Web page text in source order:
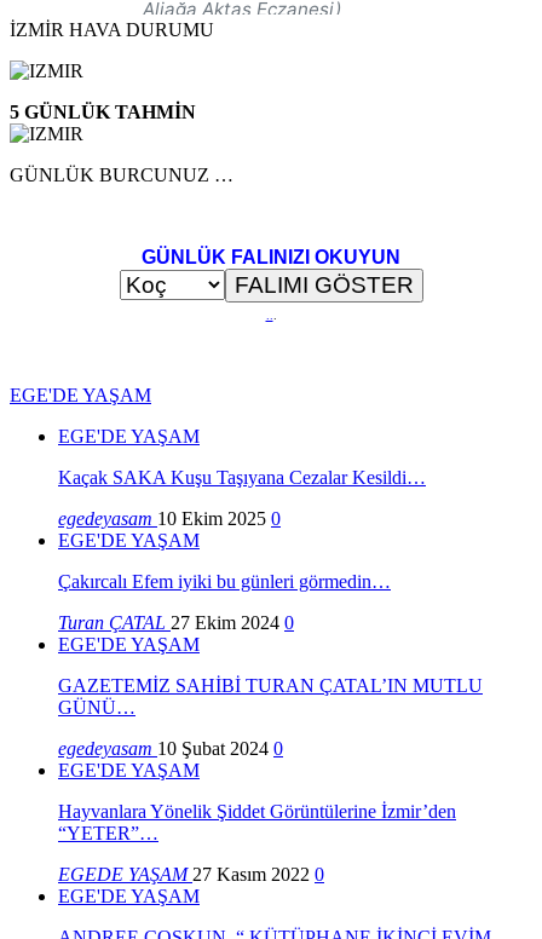
İZMİR HAVA DURUMU
5 GÜNLÜK TAHMİN
GÜNLÜK BURCUNUZ …
GÜNLÜK FALINIZI OKUYUN
...
EGE'DE YAŞAM
EGE'DE YAŞAM
Kaçak SAKA Kuşu Taşıyana Cezalar Kesildi…
egedeyasam 10 Ekim 2025 0
EGE'DE YAŞAM
Çakırcalı Efem iyiki bu günleri görmedin…
Turan ÇATAL 27 Ekim 2024 0
EGE'DE YAŞAM
GAZETEMİZ SAHİBİ TURAN ÇATAL’IN MUTLU
GÜNÜ…
egedeyasam 10 Şubat 2024 0
EGE'DE YAŞAM
Hayvanlara Yönelik Şiddet Görüntülerine İzmir’den
“YETER”…
EGEDE YAŞAM 27 Kasım 2022 0
EGE'DE YAŞAM